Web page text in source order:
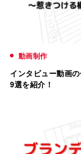
動画制作
インタビュー動画
9選を紹介！